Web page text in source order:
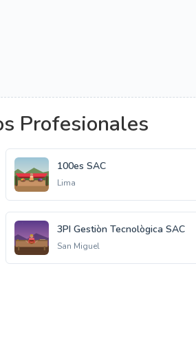
Profesionales
100es SAC
Lima
3PI Gestiòn Tecnològica SAC
San Miguel